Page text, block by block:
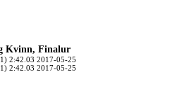
Kvinn, Finalur
2:42.03 2017-05-25
2:42.03 2017-05-25